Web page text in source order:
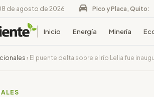
de agosto de 2026 Pico y Placa, Quito:
Inicio Energía Minería
› El puente delta sobre el río Lelia fue